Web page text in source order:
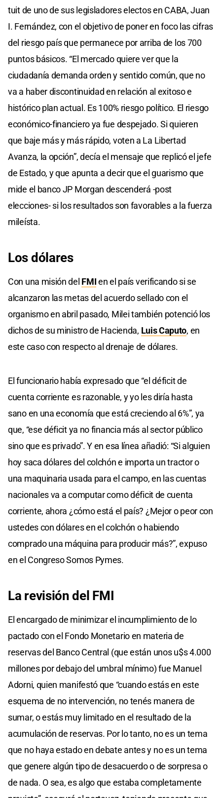
tuit de uno de sus legisladores electos en CABA, Juan
I. Fernández, con el objetivo de poner en foco las cifras
del riesgo país que permanece por arriba de los 700
puntos básicos. “El mercado quiere ver que la
ciudadanía demanda orden y sentido común, que no
va a haber discontinuidad en relación al exitoso e
histórico plan actual. Es 100% riesgo político. El riesgo
económico-financiero ya fue despejado. Si quieren
que baje más y más rápido, voten a La Libertad
Avanza, la opción”, decía el mensaje que replicó el jefe
de Estado, y que apunta a decir que el guarismo que
mide el banco JP Morgan descenderá -post
elecciones- si los resultados son favorables a la fuerza
mileísta.
Los dólares
Con una misión del FMIen el país verificando si se
alcanzaron las metas del acuerdo sellado con el
organismo en abril pasado, Milei también potenció los
dichos de su ministro de Hacienda, Luis Caputo, en
este caso con respecto al drenaje de dólares.
El funcionario había expresado que “el déficit de
cuenta corriente es razonable, y yo les diría hasta
sano en una economía que está creciendo al 6%”, ya
que, “ese déficit ya no financia más al sector público
sino que es privado”. Y en esa línea añadió: “Si alguien
hoy saca dólares del colchón e importa un tractor o
una maquinaria usada para el campo, en las cuentas
nacionales va a computar como déficit de cuenta
corriente, ahora ¿cómo está el país? ¿Mejor o peor con
ustedes con dólares en el colchón o habiendo
comprado una máquina para producir más?”, expuso
en el Congreso Somos Pymes.
La revisión del FMI
El encargado de minimizar el incumplimiento de lo
pactado con el Fondo Monetario en materia de
reservas del Banco Central (que están unos u$s 4.000
millones por debajo del umbral mínimo) fue Manuel
Adorni, quien manifestó que “cuando estás en este
esquema de no intervención, no tenés manera de
sumar, o estás muy limitado en el resultado de la
acumulación de reservas. Por lo tanto, no es un tema
que no haya estado en debate antes y no es un tema
que genere algún tipo de desacuerdo o de sorpresa o
de nada. O sea, es algo que estaba completamente